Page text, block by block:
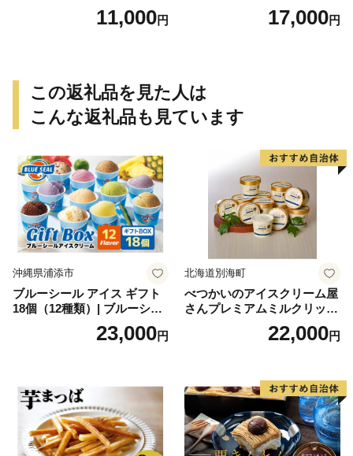
11,000円
産 お土産 土産 丹波大納言小
豆 抹茶 林檎 りんご 慶事 お
17,000円
この返礼品を見た人は
こんな返礼品も見ています
沖縄県浦添市
ブルーシール アイス ギフト
18個（12種類）| ブルーシー
ルアイス ブルーシールアイ
スクリーム 着日指定可能 送
誕生日 カップ 詰め合わせ バ
ラエティ | バニラ チョコレー
ト ストロベリー ピスタチオ
バニラ＆クッキー ウベ 沖縄
紅イモ 塩ちんすこう 沖縄シ
23,000円
北海道別海町
べつかいのアイスクリーム屋
さんプレミアムミルクリッチ
12個（AP-01）（ 北海道アイ
ス 北海道産アイス アイス ア
道産アイス 道産アイスクリ
ーム ギフト 詰合せ 詰め合わ
せ ふるさと納税 ）
22,000円